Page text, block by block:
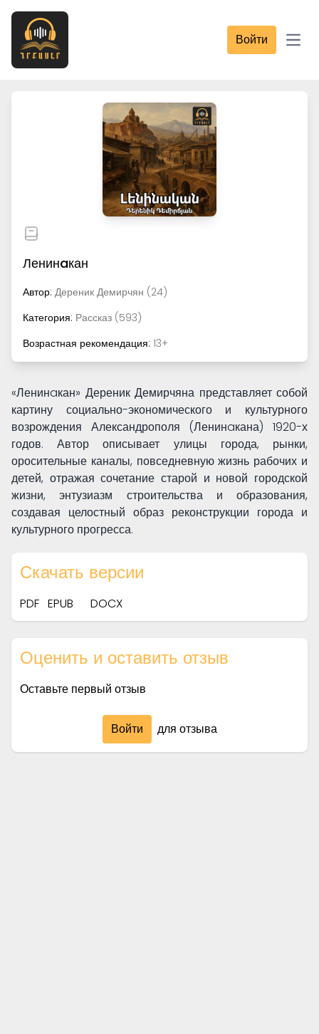
Войти
Ленинaкан
Автор: Дереник Демирчян (24)
Категория: Рассказ (593)
Возрастная рекомендация: 13+
«Ленинaкан» Дереник Демирчяна представляет собой
картину социально-экономического и культурного
возрождения Александрополя (Ленинaкана) 1920-х
годов. Автор описывает улицы города, рынки,
оросительные каналы, повседневную жизнь рабочих и
детей, отражая сочетание старой и новой городской
жизни, энтузиазм строительства и образования,
создавая целостный образ реконструкции города и
культурного прогресса.
Скачать версии
PDF EPUB DOCX
Оценить и оставить отзыв
Оставьте первый отзыв
Войти для отзыва